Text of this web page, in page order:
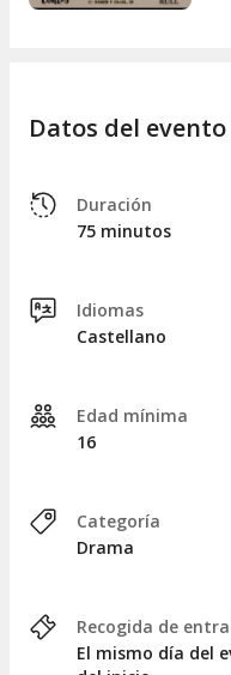
Datos del evento
Duración
75 minutos
Idiomas
Castellano
Edad mínima
16
Categoría
Drama
Recogida de
El mismo día del